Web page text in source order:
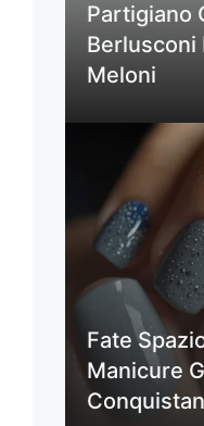
Partigiano
Berlusconi
Meloni
Fate
Manicure